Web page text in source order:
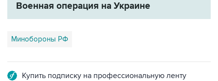
Военная операция на Украине
Минобороны РФ
Купить подписку на профессиональную ленту